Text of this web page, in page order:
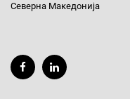
Северна Македонија